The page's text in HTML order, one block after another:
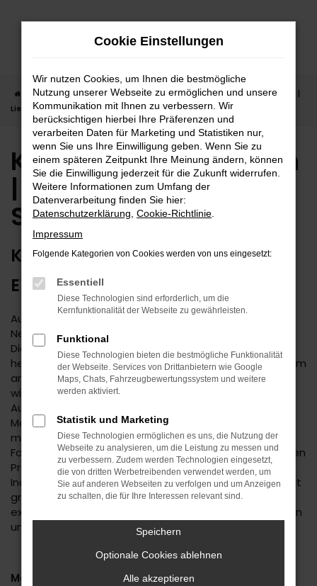
Zum
Startseite Stuttgart Kia Kia Sorento
Kia Sorento Neuwagen |
Lieferservice nach Stuttgart
Kia Sorento Neuwagen
| Lieferservice nach
Stuttgart
KIA SORENTO NEUWAGEN –
EXTRAKLASSE FÜR STUTTGART
Autofans und -experten geraten bereits bei der
Nennung des Kia Sorento Neuwagens in Begeisterung.
Dieses Fahrzeug hat einfach alles, was man sich in der
heutigen Zeit für seine Mobilität in Stuttgart oder einem
anderen Ort wünscht. Da ist das Design, das immer
wieder gelobt wird, da sind aber auch die zahlreichen
Ausstattungsmerkmale und die effiziente
Motorisierung. Mit einem Kia Sorento Neuwagen
machen Sie alles richtig und dürfen sich für Ihr neues
Fahrzeug in Stuttgart auch noch auf einen erstklassigen
Preis freuen. Beim Autohaus Daub setzen wir auf
Individualität und beraten Sie immer persönlich und mit
größter Fachkompetenz. Wir stellen sicher, dass Sie
exakt den Kia Sorento Neuwagen erhalten, der zu Ihnen
und Stuttgart passt.
Marken
Cookie Einstellungen
Wir nutzen Cookies, um Ihnen die bestmögliche
Nutzung unserer Webseite zu ermöglichen und unsere
Kommunikation mit Ihnen zu verbessern. Wir
berücksichtigen hierbei Ihre Präferenzen und
verarbeiten Daten für Marketing und Statistiken nur,
wenn Sie uns Ihre Einwilligung geben. Wenn Sie zu
einem späteren Zeitpunkt Ihre Meinung ändern, können
Sie die Einwilligung jederzeit für die Zukunft widerrufen.
Weitere Informationen zum Umfang der
Datenverarbeitung finden Sie hier:
Datenschutzerklärung Cookie-Richtlinie
Impressum
Folgende Kategorien von Cookies werden von uns eingesetzt:
Essentiell
Diese Technologien sind erforderlich, um die
Kernfunktionalität der Webseite zu gewährleisten.
Funktional
Diese Technologien bieten die bestmögliche Funktionalität
der Webseite. Services von Drittanbietern wie Google
Maps, Chats, Fahrzeugbewertungssystem und weitere
werden aktiviert.
Statistik und Marketing
Diese Technologien ermöglichen es uns, die Nutzung der
Webseite zu analysieren, um die Leistung zu messen und
zu verbessern. Zudem werden Technologien eingesetzt,
die von dritten Werbetreibenden verwendet werden, um
Sie auf anderen Webseiten zu verfolgen und um Anzeigen
zu schalten, die für Ihre Interessen relevant sind.
Speichern
Optionale Cookies ablehnen
Alle akzeptieren